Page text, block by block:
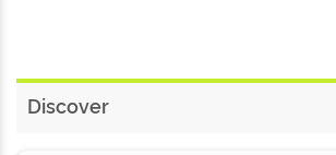
Discover